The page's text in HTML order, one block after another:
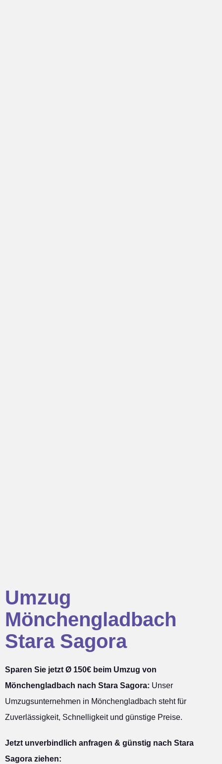
Umzug
Mönchengladbach
Stara Sagora
Sparen Sie jetzt Ø 150€ beim Umzug von
Mönchengladbach nach Stara Sagora: Unser
Umzugsunternehmen in Mönchengladbach steht für
Zuverlässigkeit, Schnelligkeit und günstige Preise.
Jetzt unverbindlich anfragen & günstig nach Stara
Sagora ziehen: